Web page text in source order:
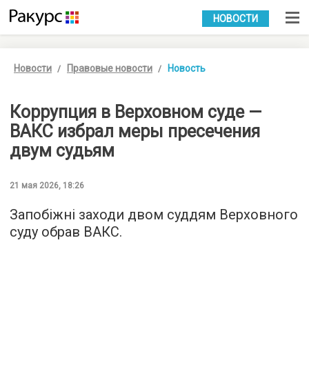
УКР РУС
НОВОСТИ
Новости Правовые новости Новость
Коррупция в Верховном суде —
ВАКС избрал меры пресечения
двум судьям
21 мая 2026, 18:26
Запобіжні заходи двом суддям Верховного
суду обрав ВАКС.